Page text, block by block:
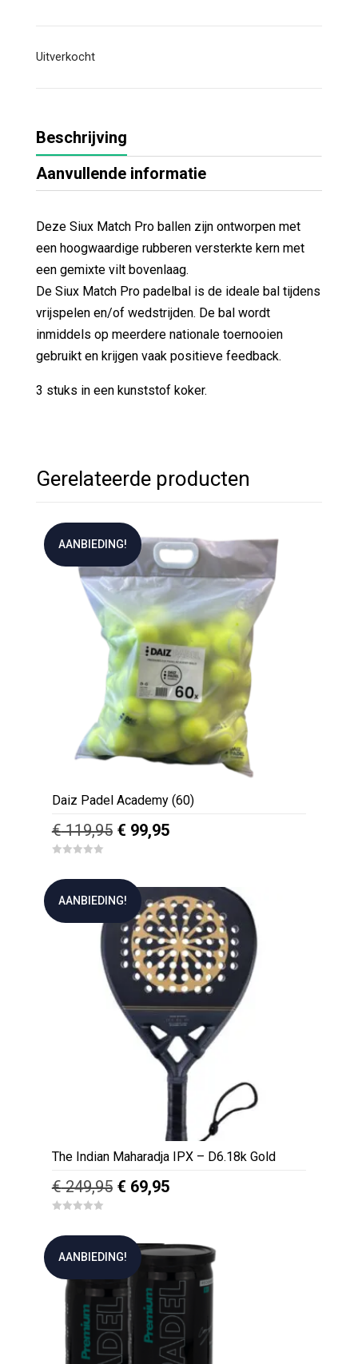
Uitverkocht
Beschrijving
Aanvullende informatie
Deze Siux Match Pro ballen zijn ontworpen met
een hoogwaardige rubberen versterkte kern met
een gemixte vilt bovenlaag.
De Siux Match Pro padelbal is de ideale bal tijdens
vrijspelen en/of wedstrijden. De bal wordt
inmiddels op meerdere nationale toernooien
gebruikt en krijgen vaak positieve feedback.
3 stuks in een kunststof koker.
Gerelateerde producten
AANBIEDING!
Daiz Padel Academy (60)
€119,95 Oorspronkelijke
€ 119,95.
€ 99,95Huidige
€ 99,95.
u
5
AANBIEDING!
The Indian Maharadja IPX – D6.18k Gold
€249,95 Oorspronkelijke
€ 249,95.
€ 69,95Huidige
€ 69,95.
u
5
AANBIEDING!